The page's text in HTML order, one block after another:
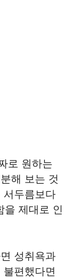
로 원하는
해 보는 것
서두름보다
을 제대로 인
성취욕과
편했다면